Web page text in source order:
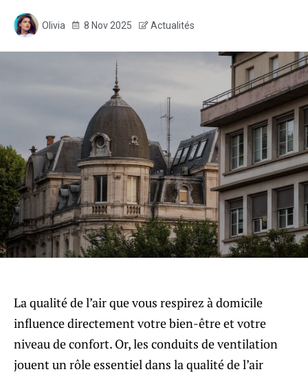
Olivia 8 Nov 2025 Actualités
La qualité de l’air que vous respirez à domicile
influence directement votre bien-être et votre
niveau de confort. Or, les conduits de ventilation
jouent un rôle essentiel dans la qualité de l’air